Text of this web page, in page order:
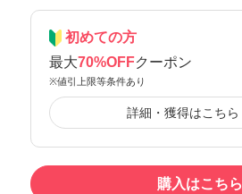
初めての方
最大70%OFFクーポン
※値引上限等条件あり
詳細・獲得はこちら
購入はこちら